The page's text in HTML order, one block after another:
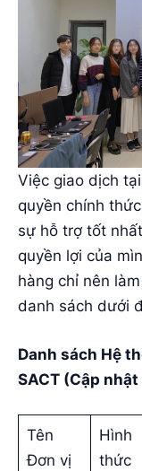
Việc giao dịch
quyền chính
sự hỗ trợ tốt
quyền lợi của
hàng chỉ nên
danh sách dưới
Danh sách Hệ
SACT (Cập
Tên
Đơn vị
Hình
thức